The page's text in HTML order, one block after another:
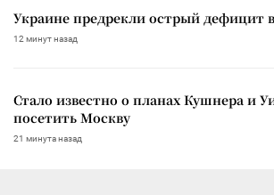
Украине предрекли острый дефицит
12 минут назад
Стало известно о планах Кушнера и
посетить Москву
21 минута назад